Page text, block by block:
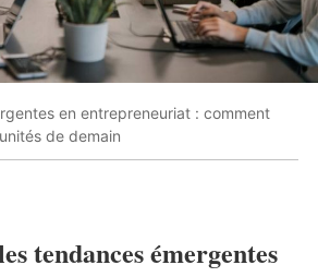
en entrepreneuriat : comment
de demain
tendances émergentes